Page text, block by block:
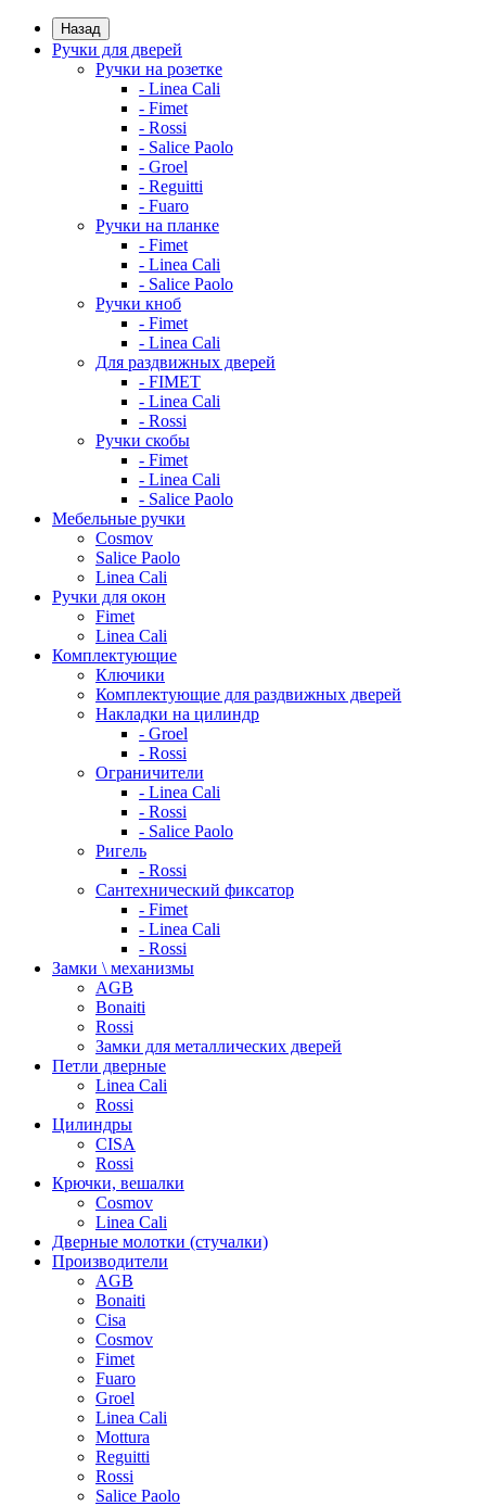
Назад
Ручки для дверей
Ручки на розетке
- Linea Cali
- Fimet
- Rossi
- Salice Paolo
- Groel
- Reguitti
- Fuaro
Ручки на планке
- Fimet
- Linea Cali
- Salice Paolo
Ручки кноб
- Fimet
- Linea Cali
Для раздвижных дверей
- FIMET
- Linea Cali
- Rossi
Ручки скобы
- Fimet
- Linea Cali
- Salice Paolo
Мебельные ручки
Cosmov
Salice Paolo
Linea Cali
Ручки для окон
Fimet
Linea Cali
Комплектующие
Ключики
Комплектующие для раздвижных дверей
Накладки на цилиндр
- Groel
- Rossi
Ограничители
- Linea Cali
- Rossi
- Salice Paolo
Ригель
- Rossi
Сантехнический фиксатор
- Fimet
- Linea Cali
- Rossi
Замки \ механизмы
AGB
Bonaiti
Rossi
Замки для металлических дверей
Петли дверные
Linea Cali
Rossi
Цилиндры
CISA
Rossi
Крючки, вешалки
Cosmov
Linea Cali
Дверные молотки (стучалки)
Производители
AGB
Bonaiti
Cisa
Cosmov
Fimet
Fuaro
Groel
Linea Cali
Mottura
Reguitti
Rossi
Salice Paolo